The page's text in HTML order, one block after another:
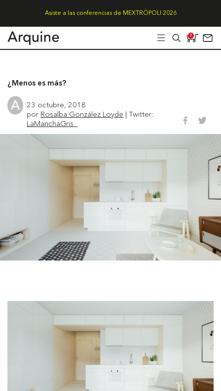
Asiste a las conferencias de MEXTRÓPOLI 2026
0
¿Menos es más?
23 octubre, 2018
por Rosalba González Loyde | Twitter:
LaManchaGris_